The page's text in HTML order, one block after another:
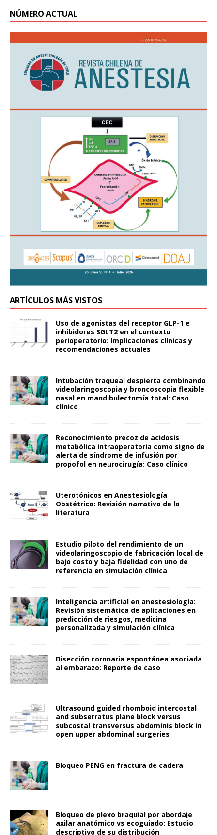
NÚMERO ACTUAL
ARTÍCULOS MÁS VISTOS
Uso de agonistas del receptor GLP-1 e
inhibidores SGLT2 en el contexto
perioperatorio: Implicaciones clínicas y
recomendaciones actuales
Intubación traqueal despierta combinando
videolaringoscopia y broncoscopia flexible
nasal en mandibulectomía total: Caso
clínico
Reconocimiento precoz de acidosis
metabólica intraoperatoria como signo de
alerta de síndrome de infusión por
propofol en neurocirugía: Caso clínico
Uterotónicos en Anestesiología
Obstétrica: Revisión narrativa de la
literatura
Estudio piloto del rendimiento de un
videolaringoscopio de fabricación local de
bajo costo y baja fidelidad con uno de
referencia en simulación clínica
Inteligencia artificial en anestesiología:
Revisión sistemática de aplicaciones en
predicción de riesgos, medicina
personalizada y simulación clínica
Disección coronaria espontánea asociada
al embarazo: Reporte de caso
Ultrasound guided rhomboid intercostal
and subserratus plane block versus
subcostal transversus abdominis block in
open upper abdominal surgeries
Bloqueo PENG en fractura de cadera
Bloqueo de plexo braquial por abordaje
axilar anatómico vs ecoguiado: Estudio
descriptivo de su distribución